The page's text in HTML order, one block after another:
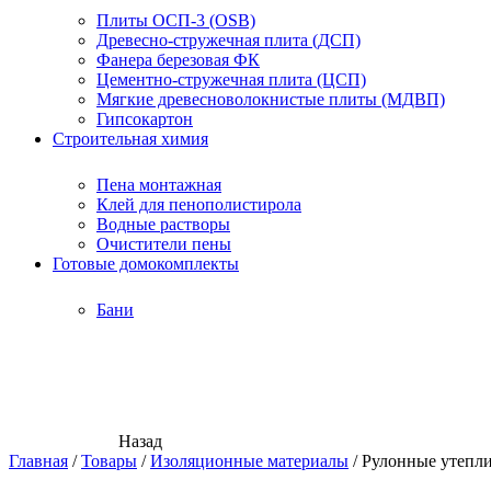
Плиты ОСП-3 (OSB)
Древесно-стружечная плита (ДСП)
Фанера березовая ФК
Цементно-стружечная плита (ЦСП)
Мягкие древесноволокнистые плиты (МДВП)
Гипсокартон
Строительная химия
Пена монтажная
Клей для пенополистирола
Водные растворы
Очистители пены
Готовые домокомплекты
Бани
Назад
Главная /Товары /Изоляционные материалы /Рулонные